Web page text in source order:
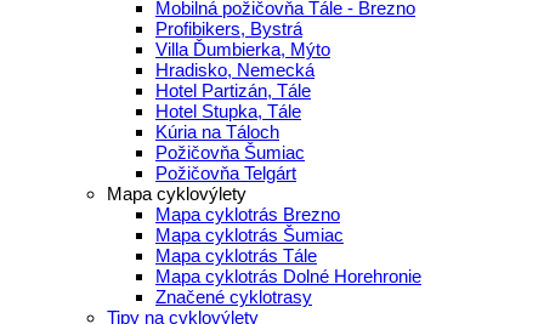
Mobilná požičovňa Tále - Brezno
Profibikers, Bystrá
Villa Ďumbierka, Mýto
Hradisko, Nemecká
Hotel Partizán, Tále
Hotel Stupka, Tále
Kúria na Táloch
Požičovňa Šumiac
Požičovňa Telgárt
Mapa cyklovýlety
Mapa cyklotrás Brezno
Mapa cyklotrás Šumiac
Mapa cyklotrás Tále
Mapa cyklotrás Dolné Horehronie
Značené cyklotrasy
Tipy na cyklovýlety